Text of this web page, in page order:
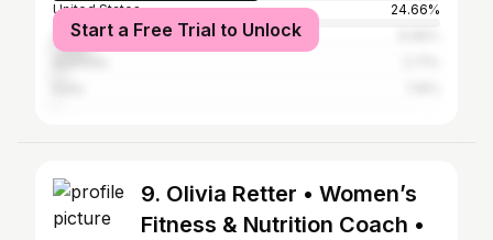
United States
24.66%
United Kingdom
Start a Free Trial to Unlock
9. Olivia Retter • Women’s
Fitness & Nutrition Coach •